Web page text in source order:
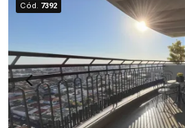
Cód. 7392